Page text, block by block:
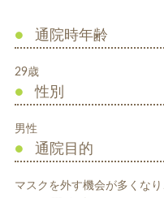
通院時年齢
29歳
性別
男性
通院目的
マスクを外す機会が多くな